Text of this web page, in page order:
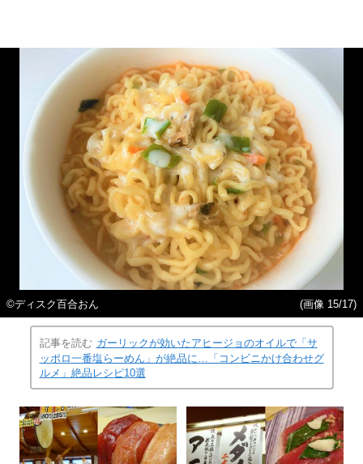
©ディスク百合おん (画像 15/17)
記事を読む ガーリックが効いたアヒージョのオイルで「サ
ッポロ一番塩らーめん」が絶品に…「コンビニかけ合わせグ
ルメ」絶品レシピ10選